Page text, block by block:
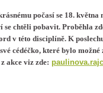
počasí se 18. května
chtěli pobavit. Proběhla
v této disciplíně. K
cédéčko, které bylo možné
akce viz zde: